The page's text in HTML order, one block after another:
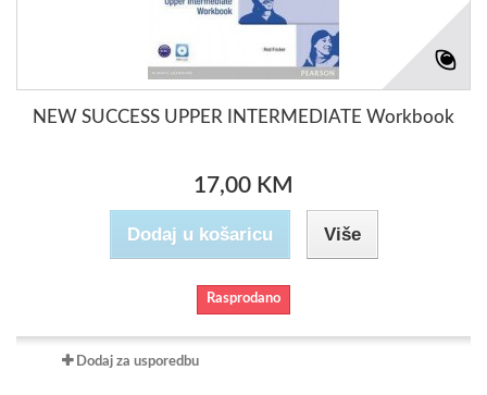
NEW SUCCESS UPPER INTERMEDIATE Workbook
17,00 KM
Dodaj u košaricu Više
Rasprodano
Dodaj za usporedbu